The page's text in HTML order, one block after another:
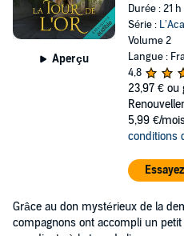
Aperçu
Durée : 21
Série :
Volume 2
Langue :
4,8
23,97 € ou
5,99 €/
conditions
Grâce au don mystérieux de la
compagnons ont accompli un